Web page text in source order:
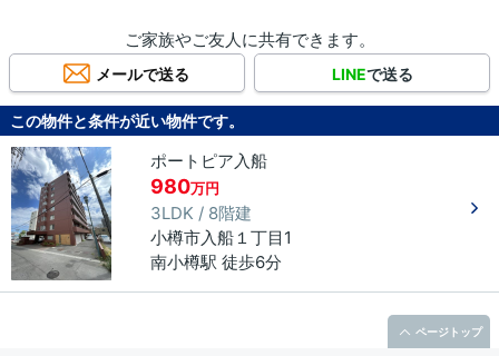
ご家族やご友人に共有できます。
メールで送る LINEで送る
この物件と条件が近い物件です。
ポートピア入船
980万円
3LDK / 8階建
小樽市入船 １丁目 1
南小樽駅 徒歩6分
ページトップ